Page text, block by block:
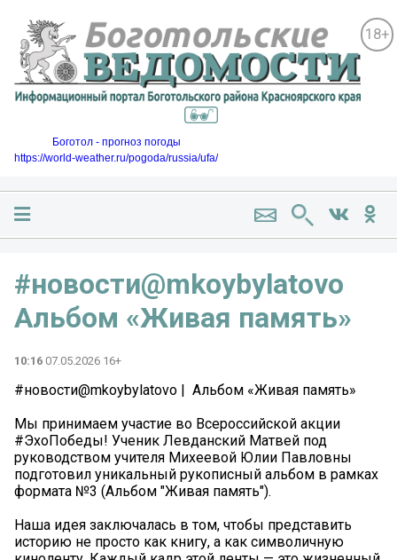
18+
Боготол - прогноз погоды
https://world-weather.ru/pogoda/russia/ufa/
#новости@mkoybylatovo ️
Альбом «Живая память»
10:16 07.05.2026 16+
#новости@mkoybylatovo | ️ Альбом «Живая память»
Мы принимаем участие во Всероссийской акции
#ЭхоПобеды! Ученик Левданский Матвей под
руководством учителя Михеевой Юлии Павловны
подготовил уникальный рукописный альбом в рамках
формата №3 (Альбом "Живая память").
Наша идея заключалась в том, чтобы представить
историю не просто как книгу, а как символичную